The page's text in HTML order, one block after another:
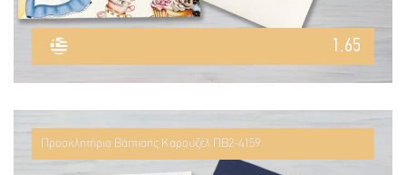
1.65
Προσκλητήριο Βάπτισης Καρουζέλ ΠΒ2-4159